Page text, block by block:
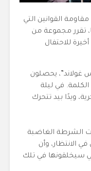
مقاومة القوانين التي
تقرر مجموعة من
للاحتفال
غولاند”، يحصلون
في ليلة
ويدًا بيد تتحرك
الشرطة الغاضبة
الانتظار، وأن
سيخلقونها في تلك